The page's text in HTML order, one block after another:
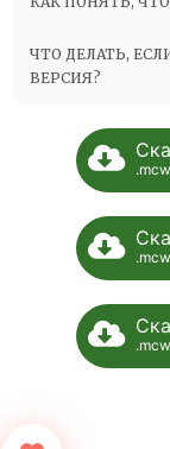
ЧТО ДЕЛАТЬ,
ВЕРСИЯ?